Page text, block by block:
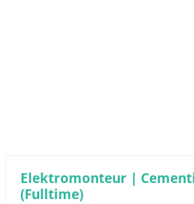
Elektromonteur |
(Fulltime)